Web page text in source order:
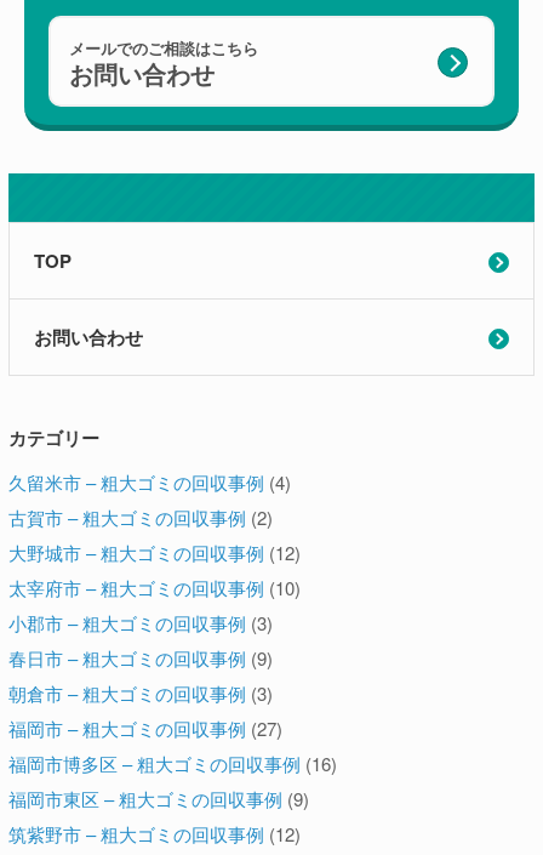
メールでのご相談はこちら
お問い合わせ
TOP
お問い合わせ
カテゴリー
久留米市 – 粗大ゴミの回収事例 (4)
古賀市 – 粗大ゴミの回収事例 (2)
大野城市 – 粗大ゴミの回収事例 (12)
太宰府市 – 粗大ゴミの回収事例 (10)
小郡市 – 粗大ゴミの回収事例 (3)
春日市 – 粗大ゴミの回収事例 (9)
朝倉市 – 粗大ゴミの回収事例 (3)
福岡市 – 粗大ゴミの回収事例 (27)
福岡市博多区 – 粗大ゴミの回収事例 (16)
福岡市東区 – 粗大ゴミの回収事例 (9)
筑紫野市 – 粗大ゴミの回収事例 (12)